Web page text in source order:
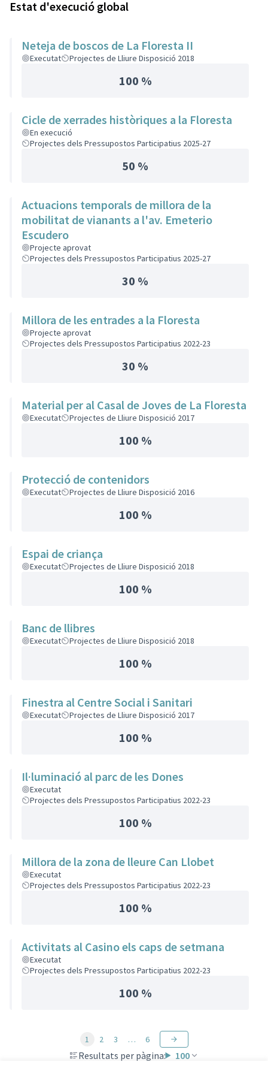
Estat d'execució global
Neteja de boscos de La Floresta II
Executat Projectes de Lliure Disposició 2018
100 %
Cicle de xerrades històriques a la Floresta
En execució
Projectes dels Pressupostos Participatius 2025-27
50 %
Actuacions temporals de millora de la
mobilitat de vianants a l'av. Emeterio
Escudero
Projecte aprovat
Projectes dels Pressupostos Participatius 2025-27
30 %
Millora de les entrades a la Floresta
Projecte aprovat
Projectes dels Pressupostos Participatius 2022-23
30 %
Material per al Casal de Joves de La Floresta
Executat Projectes de Lliure Disposició 2017
100 %
Protecció de contenidors
Executat Projectes de Lliure Disposició 2016
100 %
Espai de criança
Executat Projectes de Lliure Disposició 2018
100 %
Banc de llibres
Executat Projectes de Lliure Disposició 2018
100 %
Finestra al Centre Social i Sanitari
Executat Projectes de Lliure Disposició 2017
100 %
Il·luminació al parc de les Dones
Executat
Projectes dels Pressupostos Participatius 2022-23
100 %
Millora de la zona de lleure Can Llobet
Executat
Projectes dels Pressupostos Participatius 2022-23
100 %
Activitats al Casino els caps de setmana
Executat
Projectes dels Pressupostos Participatius 2022-23
100 %
Resultats per pàgina: 100
1 2 3 … 6